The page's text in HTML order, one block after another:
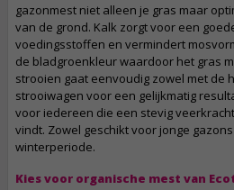
gazonmest niet alleen je gras maar
van de grond. Kalk zorgt voor een
voedingsstoffen en vermindert
de bladgroenkleur waardoor het gras
strooien gaat eenvoudig zowel met de
strooiwagen voor een gelijkmatig
voor iedereen die een stevig
vindt. Zowel geschikt voor jonge
winterperiode.
Kies voor organische mest van